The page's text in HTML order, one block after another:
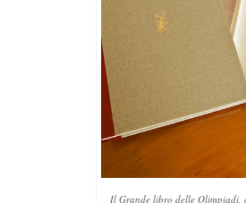
Il Grande libro delle Olimpiadi,